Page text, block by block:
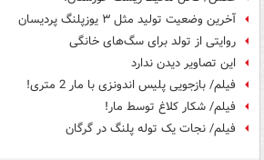
آخرین وضعیت تولید مثل ۳ یوزپلنگ پردیسان
روایتی از تولد برای سگ‌های خانگی
این تصاویر دیدن ندارد
فیلم/ بازجویی پلیس اندونزی با مار 2 متری!
فیلم/ شکار کلاغ توسط مار!
فیلم/ نجات یک توله پلنگ در گرگان